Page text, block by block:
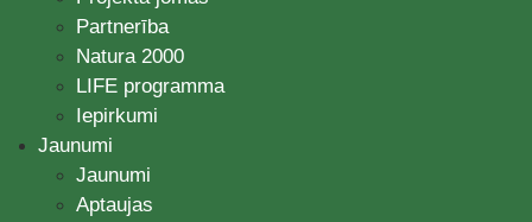
Partnerība
Natura 2000
LIFE programma
Iepirkumi
Jaunumi
Jaunumi
Aptaujas